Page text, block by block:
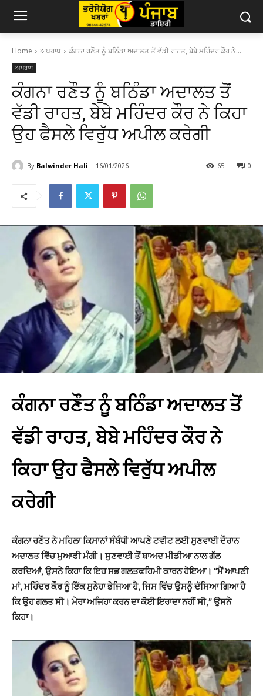
Home ਅਪਰਾਧ ਕੰਗਨਾ ਰਣੌਤ ਨੂੰ ਬਠਿੰਡਾ ਅਦਾਲਤ ਤੋਂ ਵੱਡੀ ਰਾਹਤ, ਬੇਬੇ ਮਹਿੰਦਰ ਕੌਰ ਨੇ...
ਅਪਰਾਧ
ਕੰਗਨਾ ਰਣੌਤ ਨੂੰ ਬਠਿੰਡਾ ਅਦਾਲਤ ਤੋਂ
ਵੱਡੀ ਰਾਹਤ, ਬੇਬੇ ਮਹਿੰਦਰ ਕੌਰ ਨੇ ਕਿਹਾ
ਉਹ ਫੈਸਲੇ ਵਿਰੁੱਧ ਅਪੀਲ ਕਰੇਗੀ
By Balwinder Hali 16/01/2026 0
65
ਕੰਗਨਾ ਰਣੌਤ ਨੂੰ ਬਠਿੰਡਾ ਅਦਾਲਤ ਤੋਂ
ਵੱਡੀ ਰਾਹਤ, ਬੇਬੇ ਮਹਿੰਦਰ ਕੌਰ ਨੇ
ਕਿਹਾ ਉਹ ਫੈਸਲੇ ਵਿਰੁੱਧ ਅਪੀਲ
ਕਰੇਗੀ
ਕੰਗਨਾ ਰਣੌਤ ਨੇ ਮਹਿਲਾ ਕਿਸਾਨਾਂ ਸੰਬੰਧੀ ਆਪਣੇ ਟਵੀਟ ਲਈ ਸੁਣਵਾਈ ਦੌਰਾਨ
ਅਦਾਲਤ ਵਿੱਚ ਮੁਆਫੀ ਮੰਗੀ। ਸੁਣਵਾਈ ਤੋਂ ਬਾਅਦ ਮੀਡੀਆ ਨਾਲ ਗੱਲ
ਕਰਦਿਆਂ, ਉਸਨੇ ਕਿਹਾ ਕਿ ਇਹ ਸਭ ਗਲਤਫਹਿਮੀ ਕਾਰਨ ਹੋਇਆ। “ਮੈਂ ਆਪਣੀ
ਮਾਂ, ਮਹਿੰਦਰ ਕੌਰ ਨੂੰ ਇੱਕ ਸੁਨੇਹਾ ਭੇਜਿਆ ਹੈ, ਜਿਸ ਵਿੱਚ ਉਸਨੂੰ ਦੱਸਿਆ ਗਿਆ ਹੈ
ਕਿ ਉਹ ਗਲਤ ਸੀ। ਮੇਰਾ ਅਜਿਹਾ ਕਰਨ ਦਾ ਕੋਈ ਇਰਾਦਾ ਨਹੀਂ ਸੀ,” ਉਸਨੇ
ਕਿਹਾ।